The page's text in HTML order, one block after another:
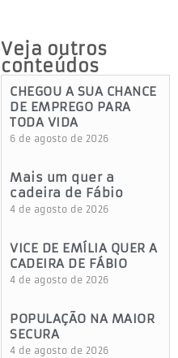
Veja outros
conteúdos
CHEGOU A SUA CHANCE
DE EMPREGO PARA
TODA VIDA
6 de agosto de 2026
Mais um quer a
cadeira de Fábio
4 de agosto de 2026
VICE DE EMÍLIA QUER A
CADEIRA DE FÁBIO
4 de agosto de 2026
POPULAÇÃO NA MAIOR
SECURA
4 de agosto de 2026